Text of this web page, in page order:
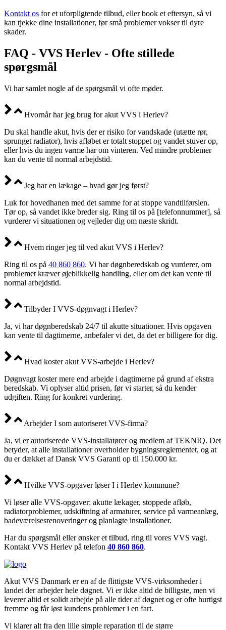
Kontakt os for et uforpligtende tilbud, eller book et eftersyn, så vi
kan tjekke dine installationer, før små problemer vokser til dyre
skader.
FAQ - VVS Herlev - Ofte stillede
spørgsmål
Vi har samlet nogle af de spørgsmål vi ofte møder.
Hvornår har jeg brug for akut VVS i Herlev?
Du skal handle akut, hvis der er risiko for vandskade (utætte rør,
sprunget radiator), hvis afløbet er totalt stoppet og vandet stuver op,
eller hvis du ingen varme har om vinteren. Ved mindre problemer
kan du vente til normal arbejdstid.
Jeg har en lækage – hvad gør jeg først?
Luk for hovedhanen med det samme for at stoppe vandtilførslen.
Tør op, så vandet ikke breder sig. Ring til os på [telefonnummer], så
vurderer vi situationen og vejleder dig om næste skridt.
Hvem ringer jeg til ved akut VVS i Herlev?
Ring til os på 40 860 860. Vi har døgnberedskab og vurderer, om
problemet kræver øjeblikkelig handling, eller om det kan vente til
normal arbejdstid.
Tilbyder I VVS-døgnvagt i Herlev?
Ja, vi har døgnberedskab 24/7 til akutte situationer. Hvis opgaven
kan vente til dagtimerne, anbefaler vi det, da det er billigere for dig.
Hvad koster akut VVS-arbejde i Herlev?
Døgnvagt koster mere end arbejde i dagtimerne på grund af ekstra
beredskab. Vi oplyser altid prisen, før vi starter, så du kender
udgiften. Ring for konkret vurdering.
Arbejder I som autoriseret VVS-firma?
Ja, vi er autoriserede VVS-installatører og medlem af TEKNIQ. Det
betyder, at alle installationer overholder bygningsreglementet, og at
du er dækket af Dansk VVS Garanti op til 150.000 kr.
Hvilke VVS-opgaver løser I i Herlev kommune?
Vi løser alle VVS-opgaver: akutte lækager, stoppede afløb,
radiatorproblemer, udskiftning af armaturer, service på varmeanlæg,
badeværelsesrenoveringer og planlagte installationer.
Har du spørgsmål eller ønsker et tilbud, ring til vores VVS vagt.
Kontakt VVS Herlev på telefon 40 860 860.
Akut VVS Danmark er en af de flittigste VVS-virksomheder i
landet der arbejder hele døgnet. Vi er ikke altid de billigste, men vi
leverer altid et solidt arbejde på alle tider af døgnet og er ofte hurtigst
fremme og får løst kundens problemer i en fart.
Vi klarer alt fra den lille simple reparation til de større